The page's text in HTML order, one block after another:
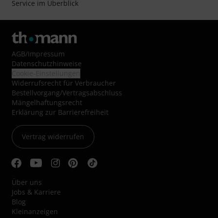
Service im Überblick
AGB/Impressum
Datenschutzhinweise
Widerrufsrecht für Verbraucher
Bestellvorgang/Vertragsabschluss
Mängelhaftungsrecht
Erklärung zur Barrierefreiheit
Vertrag widerrufen
Über uns
Jobs & Karriere
Blog
Kleinanzeigen